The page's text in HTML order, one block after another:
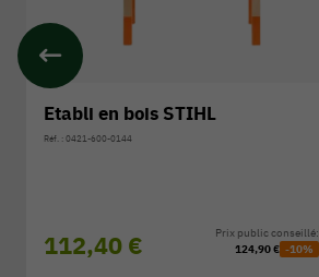
Jeu mémo STIHL
Réf. : 0421-600-0206
17,90 €
Prix public conseillé:
19,90 € -10%